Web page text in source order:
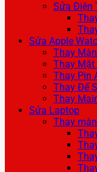
Sửa Điện
Sửa Apple
Thay
Thay Mặt
Thay Pin
Thay Đế
Thay
Sửa Laptop
Thay